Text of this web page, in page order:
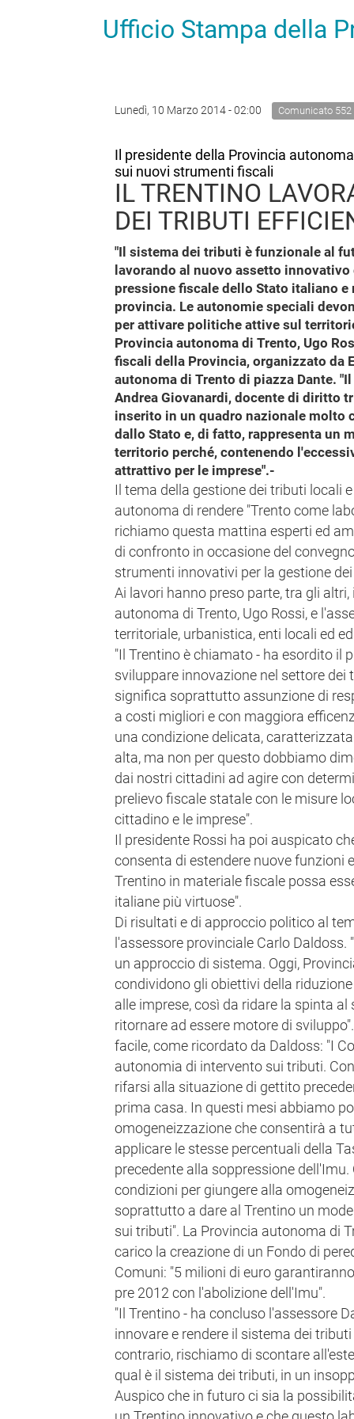
Ufficio Stampa della
Lunedì, 10 Marzo 2014 - 02:00 Comunicato 552
Il presidente della Provincia
sui nuovi strumenti fiscali
IL TRENTINO
DEI TRIBUTI
"Il sistema dei tributi è funzionale al
lavorando al nuovo assetto
pressione fiscale dello Stato italiano
provincia. Le autonomie speciali
per attivare politiche attive sul
Provincia autonoma di Trento, Ugo
fiscali della Provincia, organizzato da
autonoma di Trento di piazza Dante.
Andrea Giovanardi, docente di diritto
inserito in un quadro nazionale molto
dallo Stato e, di fatto, rappresenta un
territorio perché, contenendo
attrattivo per le imprese".-
Il tema della gestione dei tributi locali
autonoma di rendere "Trento come
richiamo questa mattina esperti ed
di confronto in occasione del
strumenti innovativi per la gestione
Ai lavori hanno preso parte, tra gli
autonoma di Trento, Ugo Rossi, e
territoriale, urbanistica, enti locali ed
"Il Trentino è chiamato - ha esordito il
sviluppare innovazione nel settore dei
significa soprattutto assunzione di
a costi migliori e con maggiora
una condizione delicata,
alta, ma non per questo dobbiamo
dai nostri cittadini ad agire con
prelievo fiscale statale con le misure
cittadino e le imprese".
Il presidente Rossi ha poi auspicato
consenta di estendere nuove funzioni
Trentino in materiale fiscale possa
italiane più virtuose".
Di risultati e di approccio politico al
l'assessore provinciale Carlo
un approccio di sistema. Oggi,
condividono gli obiettivi della
alle imprese, così da ridare la spinta
ritornare ad essere motore di
facile, come ricordato da Daldoss: "I
autonomia di intervento sui tributi.
rifarsi alla situazione di gettito
prima casa. In questi mesi abbiamo
omogeneizzazione che consentirà a
applicare le stesse percentuali della
precedente alla soppressione dell'Imu.
condizioni per giungere alla
soprattutto a dare al Trentino un
sui tributi". La Provincia autonoma di
carico la creazione di un Fondo di
Comuni: "5 milioni di euro
pre 2012 con l'abolizione dell'Imu".
"Il Trentino - ha concluso l'assessore
innovare e rendere il sistema dei
contrario, rischiamo di scontare
qual è il sistema dei tributi, in un
Auspico che in futuro ci sia la